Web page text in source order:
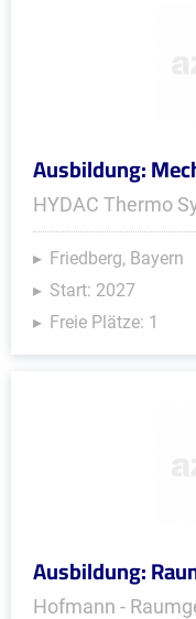
Ausbildung:
HYDAC Thermo
Friedberg, Bayern
Start: 2027
Freie Plätze: 1
Ausbildung:
Hofmann -